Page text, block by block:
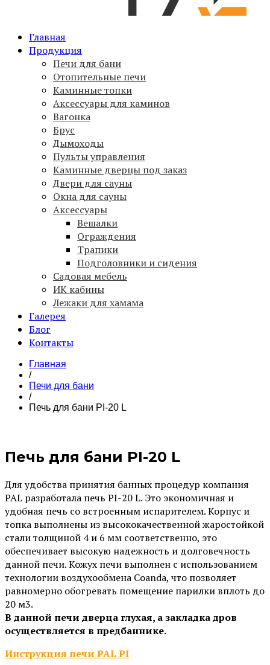
PAL
Печи для бани PAL, вагонка, брус, дымоходы,
аксессуары
Главная
Продукция
Печи для бани
Отопительные печи
Каминные топки
Аксессуары для каминов
Вагонка
Брус
Дымоходы
Пульты управления
Каминные дверцы под заказ
Двери для сауны
Окна для сауны
Аксессуары
Вешалки
Ограждения
Трапики
Подголовники и сидения
Садовая мебель
ИК кабины
Лежаки для хамама
Галерея
Блог
Контакты
Главная
/
Печи для бани
/
Печь для бани PI-20 L
Печь для бани PI-20 L
Для удобства принятия банных процедур компания
PAL разработала печь PI-20 L. Это экономичная и
удобная печь со встроенным испарителем. Корпус и
топка выполнены из высококачественной жаростойкой
стали толщиной 4 и 6 мм соответственно, это
обеспечивает высокую надежность и долговечность
данной печи. Кожух печи выполнен с использованием
технологии воздухообмена Coanda, что позволяет
равномерно обогревать помещение парилки вплоть до
20 м3.
В данной печи дверца глухая, а закладка дров
осуществляется в предбаннике.
Инструкция печи PAL PI